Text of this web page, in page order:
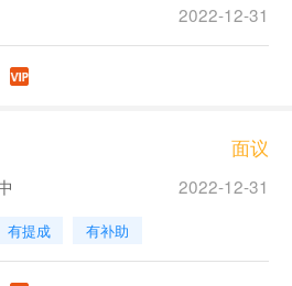
2022-12-31
面议
2022-12-31
有提成 有补助